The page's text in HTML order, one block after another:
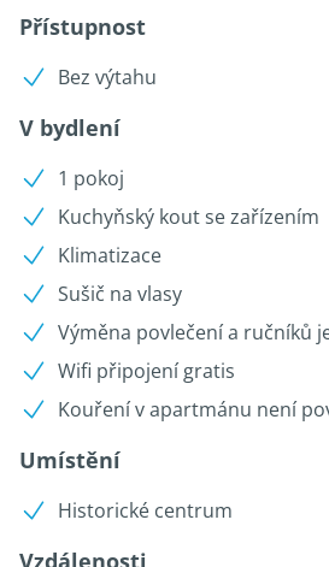
Přístupnost
Bez výtahu
V bydlení
1 pokoj
Kuchyňský kout se zařízením
Klimatizace
Sušič na vlasy
Výměna povlečení a ručníků
Wifi připojení gratis
Kouření v apartmánu není
Umístění
Historické centrum
Vzdálenosti